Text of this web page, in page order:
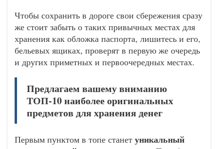
Чтобы сохранить в дороге свои сбережения сразу
же стоит забыть о таких привычных местах для
хранения как обложка паспорта, лишитесь и его,
бельевых ящиках, проверят в первую же очередь
и других приметных и первоочередных местах.
Предлагаем вашему вниманию
ТОП-10 наиболее оригинальных
предметов для хранения денег
Первым пунктом в топе станет уникальный